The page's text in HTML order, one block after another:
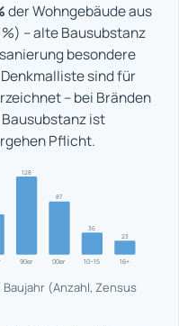
der Wohngebäude aus
– alte Bausubstanz
besondere
sind für
– bei Bränden
ist
Pflicht.
90er
128
00er
87
10–15
36
16+
23
(Anzahl, Zensus